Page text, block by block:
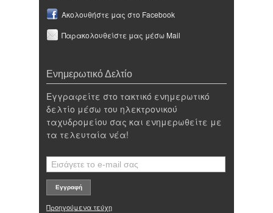
Ακολουθήστε μας στο Facebook
Παρακολουθείστε μας μέσω Mail
Ενημερωτικό Δελτίο
Εγγραφείτε στο τακτικό ενημερωτικό
δελτίο μέσω του ηλεκτρονικού
ταχυδρομείου σας και ενημερωθείτε με
τα τελευταία νέα!
Προηγούμενα τεύχη